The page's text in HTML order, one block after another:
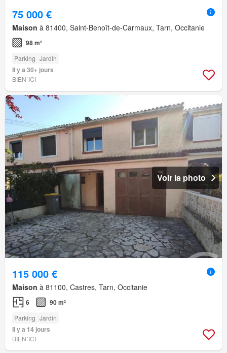
75 000 €
Maison à 81400, Saint-Benoît-de-Carmaux, Tarn, Occitanie
98 m²
Parking Jardin
Il y a 30+ jours
BIEN´ICI
Voir la photo
115 000 €
Maison à 81100, Castres, Tarn, Occitanie
6 90 m²
Parking Jardin
Il y a 14 jours
BIEN´ICI